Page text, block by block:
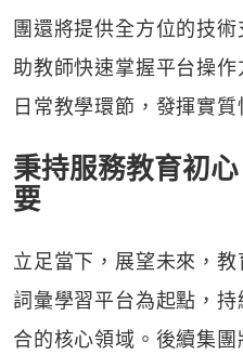
團還將提供全方位的技
助教師快速掌握平台操
日常教學環節，發揮實質
秉持服務教育初
要
立足當下，展望未來，
詞彙學習平台為起點，
合的核心領域。後續集